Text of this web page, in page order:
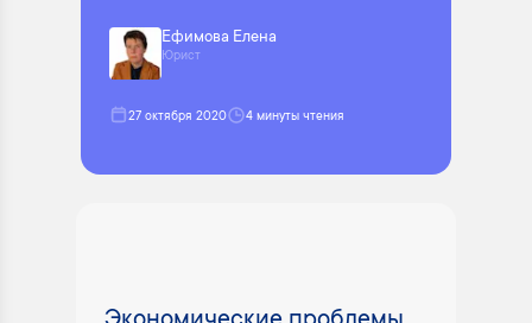
Ефимова Елена
Юрист
27 октября 2020 4 минуты чтения